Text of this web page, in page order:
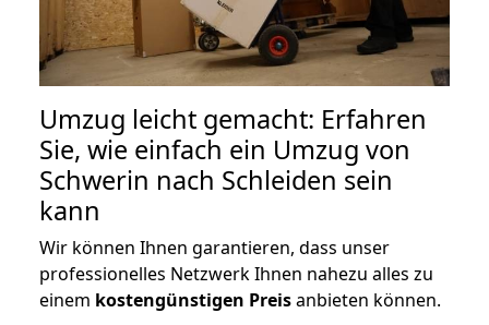
Umzug leicht gemacht: Erfahren
Sie, wie einfach ein Umzug von
Schwerin nach Schleiden sein
kann
Wir können Ihnen garantieren, dass unser
professionelles Netzwerk Ihnen nahezu alles zu
einem kostengünstigen Preisanbieten können.